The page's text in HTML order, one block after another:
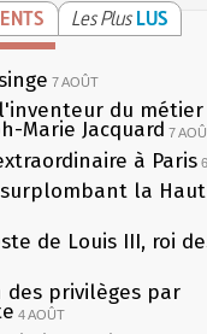
Les Plus LUS
7 AOÛT
du
Marie Jacquard 7
à Paris
la
de Louis III, roi
des privilèges par
4 AOÛT